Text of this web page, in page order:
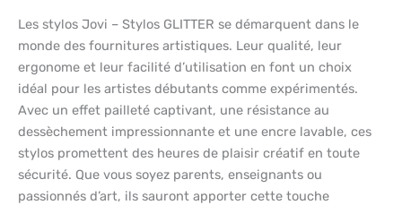
Les stylos Jovi – Stylos GLITTER se démarquent dans le
monde des fournitures artistiques. Leur qualité, leur
ergonome et leur facilité d’utilisation en font un choix
idéal pour les artistes débutants comme expérimentés.
Avec un effet pailleté captivant, une résistance au
dessèchement impressionnante et une encre lavable, ces
stylos promettent des heures de plaisir créatif en toute
sécurité. Que vous soyez parents, enseignants ou
passionnés d’art, ils sauront apporter cette touche